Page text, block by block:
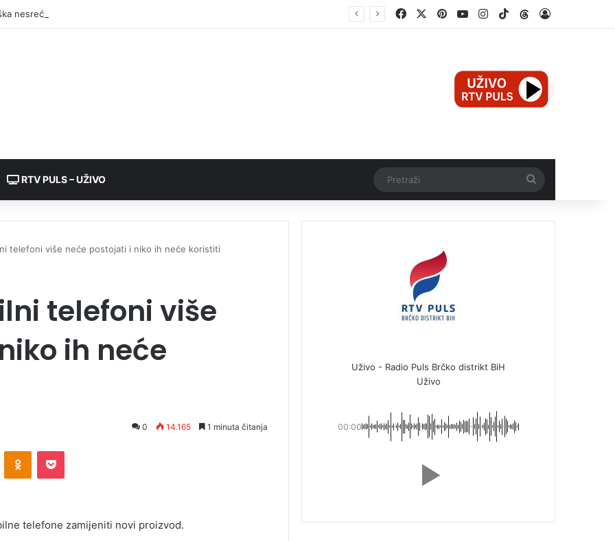
FacebookPinterestYouTubeInstagram
TikTokThreads
RTV PULS – UŽIVO
telefoni više neće postojati i niko ih neće koristiti
telefoni više
ih neće
0 14.165 1 minuta čitanja
telefone zamijeniti novi proizvod.
Uživo - Radio Puls Brčko distrikt BiH
Uživo
00:00